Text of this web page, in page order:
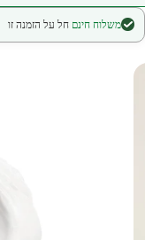
משלוח חינם חל על הזמנה זו